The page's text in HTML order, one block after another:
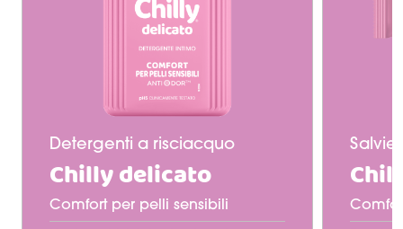
Detergenti a risciacquo
Chilly delicato
Comfort per pelli sensibili